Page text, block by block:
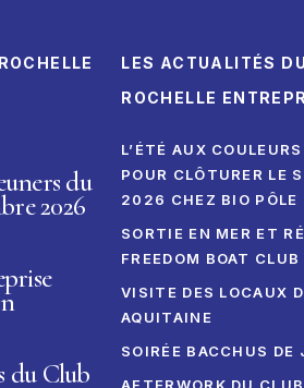
du
2026
du Club
LES ACTUALITÉS
ROCHELLE
L’ÉTÉ AUX
POUR CLÔTURER LE
2026 CHEZ BIO PÔLE
SORTIE EN MER ET
FREEDOM BOAT CLUB
VISITE DES LOCAUX
AQUITAINE
SOIRÉE BACCHUS